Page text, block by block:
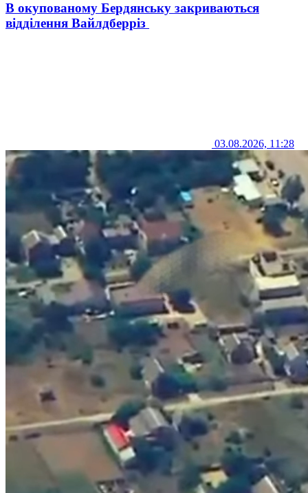
В окупованому Бердянську закриваються
відділення Вайлдберріз
03.08.2026, 11:28